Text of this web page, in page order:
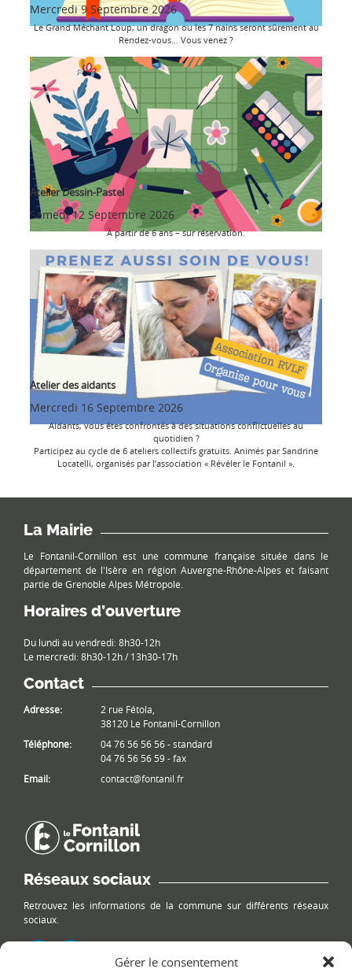
Gérer le consentement
Mercredi 9 Septembre 2026
Le Grand Méchant Loup, un dragon ou les 7 nains seront sûrement au
Rendez-vous… Vous venez ?
Atelier Dessin-Pastel
Samedi 12 Septembre 2026
À partir de 6 ans – sur réservation.
Atelier des aidants
Mercredi 16 Septembre 2026
Aidants, vous êtes confrontés à des situations conflictuelles au
quotidien ?
Participez au cycle de 6 ateliers collectifs gratuits. Animés par Sandrine
Locatelli, organisés par l’association « Révéler le Fontanil ».
La Mairie
Le Fontanil-Cornillon est une commune française située dans le
département de l'Isère en région Auvergne-Rhône-Alpes et faisant
partie de Grenoble Alpes Métropole.
Horaires d’ouverture
Du lundi au vendredi: 8h30-12h
Le mercredi: 8h30-12h / 13h30-17h
Contact
Adresse:
2 rue Fétola,
38120 Le Fontanil-Cornillon
Téléphone:
04 76 56 56 56 - standard
04 76 56 56 59 - fax
Email:
contact@fontanil.fr
Réseaux sociaux
Retrouvez les informations de la commune sur différents réseaux
sociaux.